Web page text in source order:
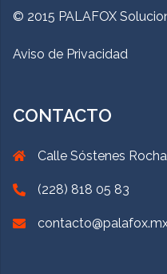
© 2015 PALAFOX
Aviso de Privacidad
CONTACTO
Calle Sóstenes
(228) 818 05 83